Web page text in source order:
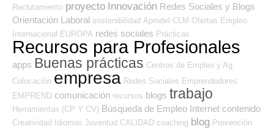
Reclutamiento proyecto Innovación Redes Sociales y Blogs
Orientación Laboral sostenibilidad Aprodel CLM Ofertas Empleo
Internacional EUROPA redes sociales Prácticas
Recursos para Profesionales
apps Buenas prácticas Centros de Empleo y Ag.
Colocación empresa Redes Sociales Emprendedores
EMPREND comunicación recursos blogs trabajo
Herramientas (CP Y CV) Búsqueda de Empleo Internet contenido
Creatividad Idiomas Juventud CALIDAD coaching blog Prevención